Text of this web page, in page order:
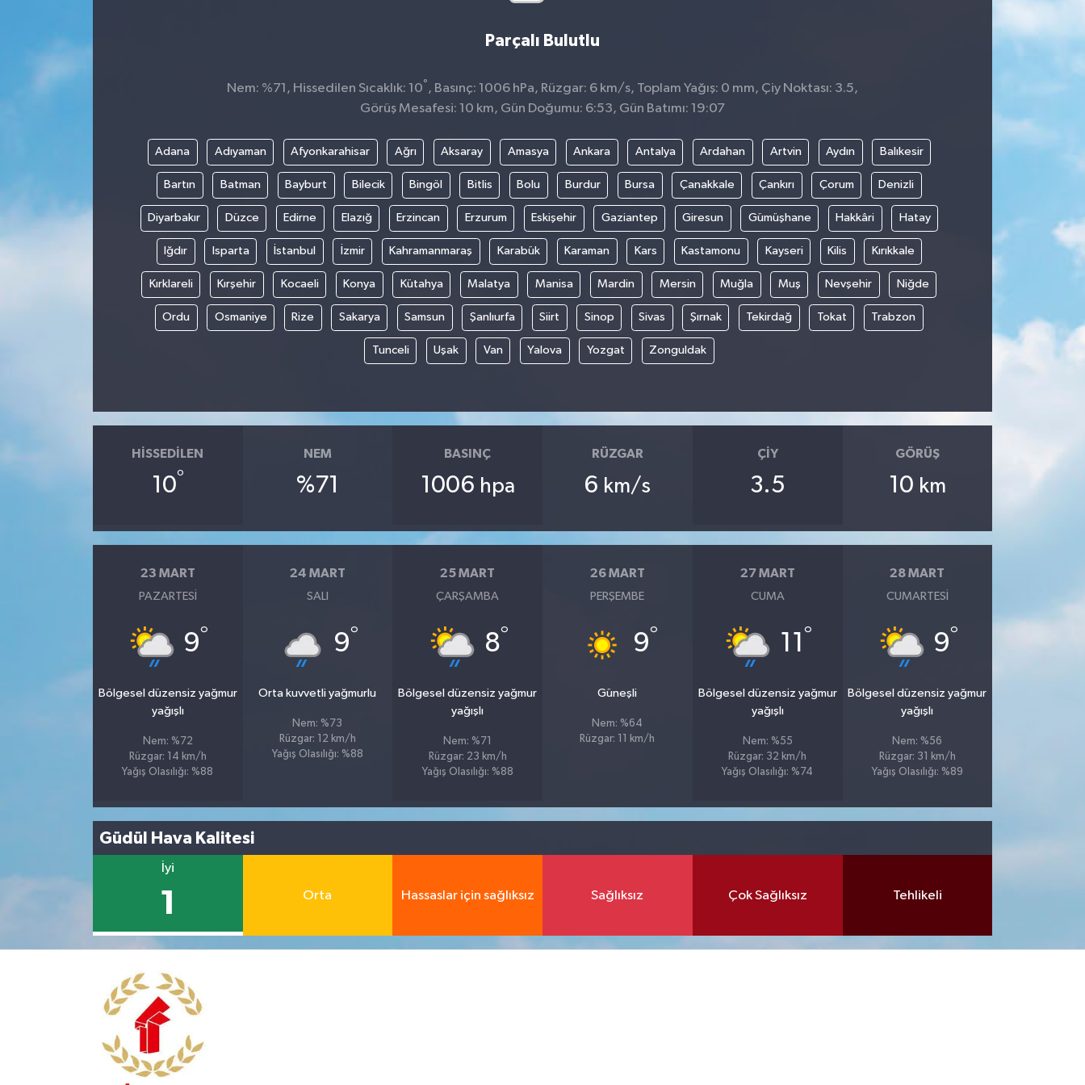
Parçalı Bulutlu
Nem: %71, Hissedilen Sıcaklık: 10° , Basınç: 1006 hPa, Rüzgar: 6 km/s, Toplam Yağış: 0 mm, Çiy Noktası: 3.5,
Görüş Mesafesi: 10 km, Gün Doğumu: 6:53, Gün Batımı: 19:07
Adana Adıyaman Afyonkarahisar Ağrı Aksaray Amasya Ankara Antalya Ardahan Artvin Aydın Balıkesir
Bartın Batman Bayburt Bilecik Bingöl Bitlis Bolu Burdur Bursa Çanakkale Çankırı Çorum Denizli
Diyarbakır Düzce Edirne Elazığ Erzincan Erzurum Eskişehir Gaziantep Giresun Gümüşhane Hakkâri Hatay
Iğdır Isparta İstanbul İzmir Kahramanmaraş Karabük Karaman Kars Kastamonu Kayseri Kilis Kırıkkale
Kırklareli Kırşehir Kocaeli Konya Kütahya Malatya Manisa Mardin Mersin Muğla Muş Nevşehir Niğde
Ordu Osmaniye Rize Sakarya Samsun Şanlıurfa Siirt Sinop Sivas Şırnak Tekirdağ Tokat Trabzon
Tunceli Uşak Van Yalova Yozgat Zonguldak
HISSEDILEN
10°
NEM
%71
BASINÇ
1006 hpa
RÜZGAR
6 km/s
ÇIY
3.5
GÖRÜŞ
10 km
23 MART
PAZARTESI
9°
Bölgesel düzensiz yağmur
yağışlı
Nem: %72
Rüzgar: 14 km/h
Yağış Olasılığı: %88
24 MART
SALI
9°
Orta kuvvetli yağmurlu
Nem: %73
Rüzgar: 12 km/h
Yağış Olasılığı: %88
25 MART
ÇARŞAMBA
8°
Bölgesel düzensiz yağmur
yağışlı
Nem: %71
Rüzgar: 23 km/h
Yağış Olasılığı: %88
26 MART
PERŞEMBE
9°
Güneşli
Nem: %64
Rüzgar: 11 km/h
27 MART
CUMA
11 °
Bölgesel düzensiz yağmur
yağışlı
Nem: %55
Rüzgar: 32 km/h
Yağış Olasılığı: %74
28 MART
CUMARTESI
9°
Bölgesel düzensiz yağmur
yağışlı
Nem: %56
Rüzgar: 31 km/h
Yağış Olasılığı: %89
Güdül Hava Kalitesi
İyi
1 Orta Hassaslar için sağlıksız Sağlıksız Çok Sağlıksız Tehlikeli
PROJELER İNGİLİZCE
YEREL MEDYA RAPORU